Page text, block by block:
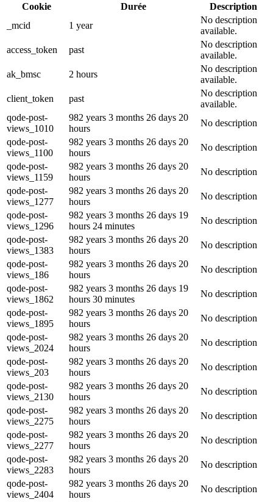
Cookie
Durée
Description
_mcid
1 year
No description
available.
access_token
past
No description
available.
ak_bmsc
2 hours
No description
available.
client_token
past
No description
available.
qode-post-
views_1010
982 years 3 months 26 days 20
hours
No description
qode-post-
views_1100
982 years 3 months 26 days 20
hours
No description
qode-post-
views_1159
982 years 3 months 26 days 20
hours
No description
qode-post-
views_1277
982 years 3 months 26 days 20
hours
No description
qode-post-
views_1296
982 years 3 months 26 days 19
hours 24 minutes
No description
qode-post-
views_1383
982 years 3 months 26 days 20
hours
No description
qode-post-
views_186
982 years 3 months 26 days 20
hours
No description
qode-post-
views_1862
982 years 3 months 26 days 19
hours 30 minutes
No description
qode-post-
views_1895
982 years 3 months 26 days 20
hours
No description
qode-post-
views_2024
982 years 3 months 26 days 20
hours
No description
qode-post-
views_203
982 years 3 months 26 days 20
hours
No description
qode-post-
views_2130
982 years 3 months 26 days 20
hours
No description
qode-post-
views_2275
982 years 3 months 26 days 20
hours
No description
qode-post-
views_2277
982 years 3 months 26 days 20
hours
No description
qode-post-
views_2283
982 years 3 months 26 days 20
hours
No description
qode-post-
views_2404
982 years 3 months 26 days 20
hours
No description